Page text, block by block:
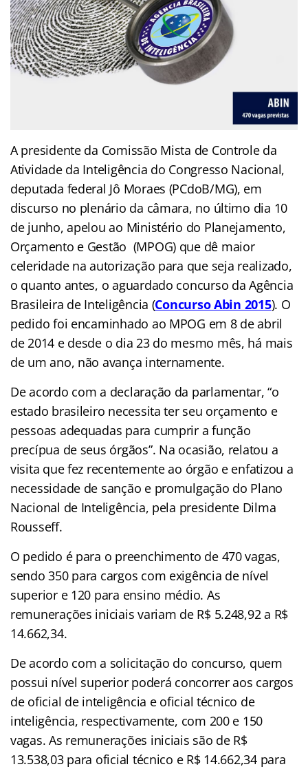
A presidente da Comissão Mista de Controle da
Atividade da Inteligência do Congresso Nacional,
deputada federal Jô Moraes (PCdoB/MG), em
discurso no plenário da câmara, no último dia 10
de junho, apelou ao Ministério do Planejamento,
Orçamento e Gestão (MPOG) que dê maior
celeridade na autorização para que seja realizado,
o quanto antes, o aguardado concurso da Agência
Brasileira de Inteligência (Concurso Abin 2015). O
pedido foi encaminhado ao MPOG em 8 de abril
de 2014 e desde o dia 23 do mesmo mês, há mais
de um ano, não avança internamente.
De acordo com a declaração da parlamentar, “o
estado brasileiro necessita ter seu orçamento e
pessoas adequadas para cumprir a função
precípua de seus órgãos”. Na ocasião, relatou a
visita que fez recentemente ao órgão e enfatizou a
necessidade de sanção e promulgação do Plano
Nacional de Inteligência, pela presidente Dilma
Rousseff.
O pedido é para o preenchimento de 470 vagas,
sendo 350 para cargos com exigência de nível
superior e 120 para ensino médio. As
remunerações iniciais variam de R$ 5.248,92 a R$
14.662,34.
De acordo com a solicitação do concurso, quem
possui nível superior poderá concorrer aos cargos
de oficial de inteligência e oficial técnico de
inteligência, respectivamente, com 200 e 150
vagas. As remunerações iniciais são de R$
13.538,03 para oficial técnico e R$ 14.662,34 para